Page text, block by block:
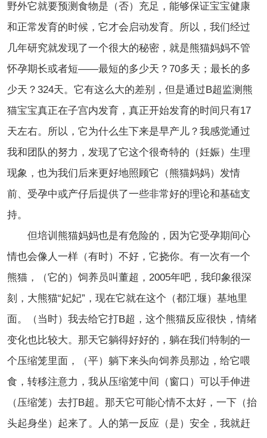
野外它就要预测食物是（否）充足，能够保证宝宝健康
和正常发育的时候，它才会启动发育。所以，我们经过
几年研究就发现了一个很大的秘密，就是熊猫妈妈不管
怀孕期长或者短——最短的多少天？70多天；最长的多
少天？324天。它有这么大的差别，但是通过B超监测熊
猫宝宝真正在子宫内发育，真正开始发育的时间只有17
天左右。所以，它为什么生下来是早产儿？我感觉通过
我和团队的努力，发现了它这个很奇特的（妊娠）生理
现象，也为我们后来更好地照顾它（熊猫妈妈）发情
前、受孕中或产仔后提供了一些非常好的理论和基础支
持。
但培训熊猫妈妈也是有危险的，因为它受孕期间心
情也会像人一样（有时）不好，它挠你。有一次有一个
熊猫，（它的）饲养员叫董超，2005年吧，我印象很深
刻，大熊猫“妃妃”，现在它就在这个（都江堰）基地里
面。（当时）我去给它打B超，这个熊猫反应很快，情绪
变化也比较大。那天它躺得好好的，躺在我们特制的一
个压缩笼里面，（平）躺下来头向饲养员那边，给它喂
食，转移注意力，我从压缩笼中间（窗口）可以手伸进
（压缩笼）去打B超。那天它可能心情不太好，一下（抬
头起身坐）起来了。人的第一反应（是）安全，我就赶